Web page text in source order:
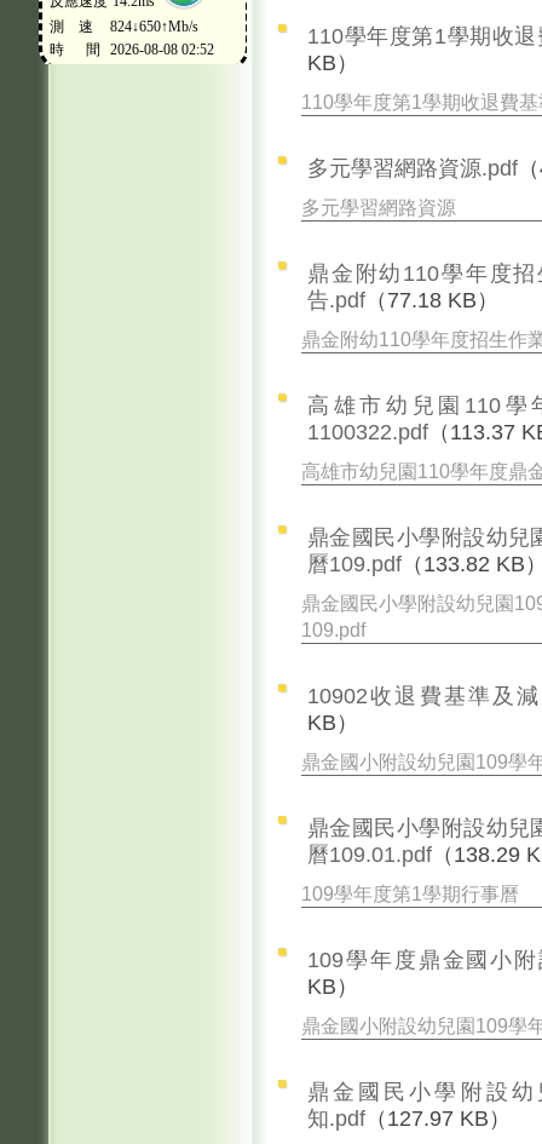
110學年度第1學期收
KB）
110學年度第1學期收退費
多元學習網路資源.pdf
多元學習網路資源
鼎金附幼110學年度
告.pdf （77.18 KB）
鼎金附幼110學年度招生作
高雄市幼兒園110學
1100322.pdf （113.37
高雄市幼兒園110學年度鼎
鼎金國民小學附設幼兒
曆109.pdf （133.82 KB
鼎金國民小學附設幼兒園
109.pdf
10902收退費基準及
KB）
鼎金國小附設幼兒園109學
鼎金國民小學附設幼兒
曆109.01.pdf （138.29
109學年度第1學期行事曆
109學年度鼎金國小
KB）
鼎金國小附設幼兒園109學
鼎金國民小學附設
知.pdf （127.97 KB）